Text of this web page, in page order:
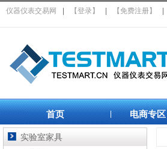
仪器仪表交易网 【登录】 【免费注册】
首页 电商专区
实验室家具